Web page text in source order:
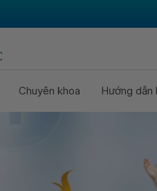
Chuyên khoa Hướng dẫn